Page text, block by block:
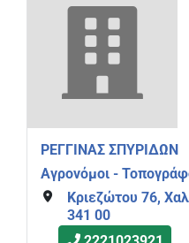
ΡΕΓΓΙΝΑΣ ΣΠΥΡΙΔΩΝ
Αγρονόμοι -
Κριεζώτου 76,
341 00